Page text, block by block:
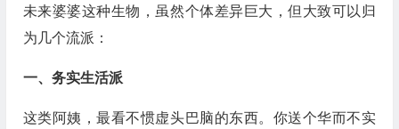
未来婆婆这种生物，虽然个体差异巨大，但大致可以归
为几个流派：
一、务实生活派
这类阿姨，最看不惯虚头巴脑的东西。你送个华而不实